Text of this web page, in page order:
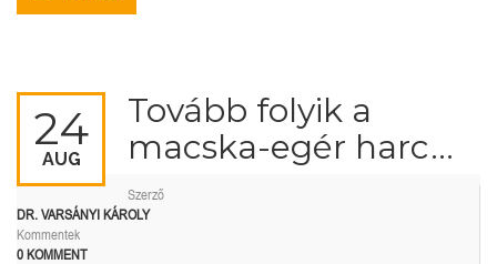
24
AUG
Tovább folyik a
macska-egér harc…
Szerző
DR. VARSÁNYI KÁROLY
Kommentek
0 KOMMENT